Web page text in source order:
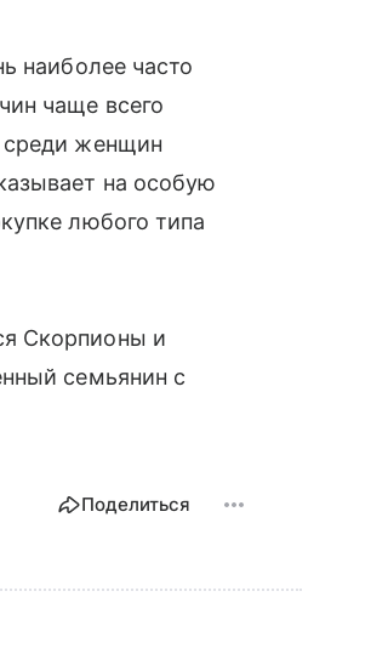
наиболее часто
чаще всего
среди женщин
на особую
любого типа
Скорпионы и
семьянин с
Поделиться